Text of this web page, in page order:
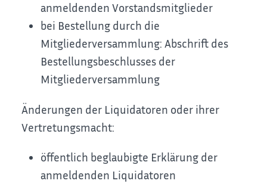
anmeldenden Vorstandsmitglieder
bei Bestellung durch die
Mitgliederversammlung: Abschrift des
Bestellungsbeschlusses der
Mitgliederversammlung
Änderungen der Liquidatoren oder ihrer
Vertretungsmacht:
öffentlich beglaubigte Erklärung der
anmeldenden Liquidatoren